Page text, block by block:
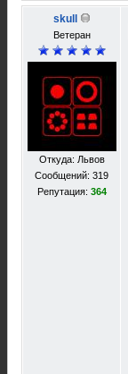
skull
Ветеран
Откуда: Львов
Сообщений: 319
Репутация: 364